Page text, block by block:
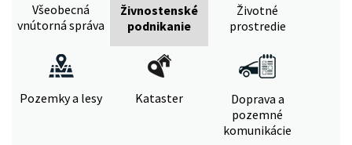
Všeobecná
vnútorná správa
Živnostenské
podnikanie
Životné
prostredie
Pozemky a lesy Kataster
Doprava a
pozemné
komunikácie